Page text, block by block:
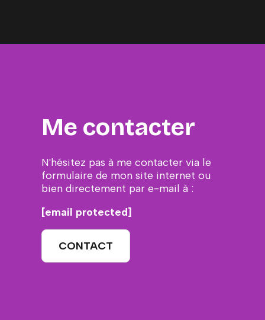
Me contacter
N'hésitez pas à me contacter via le
formulaire de mon site internet ou
bien directement par e-mail à :
[email protected]
CONTACT